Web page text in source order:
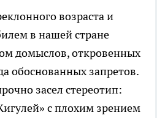
возраста и
в нашей стране
домыслов, откровенных
обоснованных запретов.
засел стереотип:
с плохим зрением